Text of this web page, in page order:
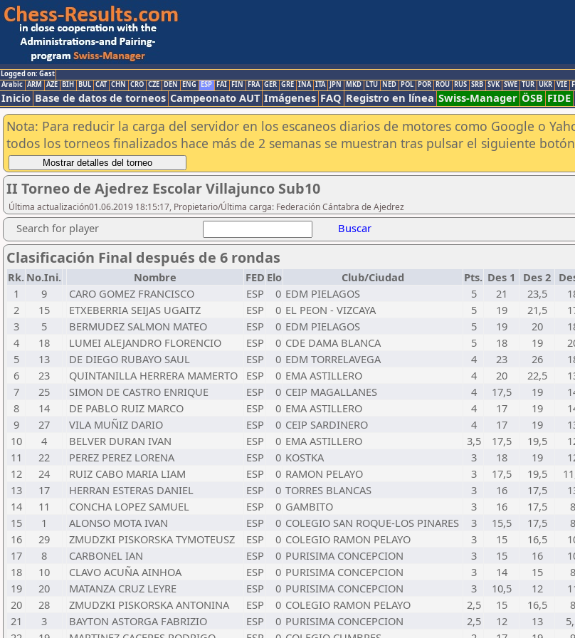
Logged on: Gast
Arabic ARM AZE BIH BUL CAT CHN CRO CZE DEN ENG ESP FAI FIN FRA GER GRE INA ITA JPN MKD LTU NED POL POR ROU RUS SRB SVK SWE TUR UKR VIE
Inicio Base de datos de torneos Campeonato AUT Imágenes FAQ Registro en línea Swiss-Manager ÖSB FIDE
Nota: Para reducir la carga del servidor en los escaneos diarios de motores como Google o
todos los torneos finalizados hace más de 2 semanas se muestran tras pulsar el siguiente
II Torneo de Ajedrez Escolar Villajunco Sub10
Última actualización01.06.2019 18:15:17, Propietario/Última carga: Federación Cántabra de Ajedrez
Search for player Buscar
Clasificación Final después de 6 rondas
Rk. No.Ini. Nombre FED Elo Club/Ciudad Pts. Des 1 Des 2
1
9 CARO GOMEZ FRANCISCO ESP 0 EDM PIELAGOS 5 21 23,5
2
15 ETXEBERRIA SEIJAS UGAITZ ESP 0 EL PEON - VIZCAYA 5 19 21,5
3
5 BERMUDEZ SALMON MATEO ESP 0 EDM PIELAGOS 5 19 20
4
18 LUMEI ALEJANDRO FLORENCIO ESP 0 CDE DAMA BLANCA 5 18 19
5
13 DE DIEGO RUBAYO SAUL ESP 0 EDM TORRELAVEGA 4 23 26
6
23 QUINTANILLA HERRERA MAMERTO ESP 0 EMA ASTILLERO 4 20 22,5
7
25 SIMON DE CASTRO ENRIQUE ESP 0 CEIP MAGALLANES 4 17,5 19
8
14 DE PABLO RUIZ MARCO ESP 0 EMA ASTILLERO 4 17 19
9
27 VILA MUÑIZ DARIO ESP 0 CEIP SARDINERO 4 17 19
10
4 BELVER DURAN IVAN ESP 0 EMA ASTILLERO 3,5 17,5 19,5
11
22 PEREZ PEREZ LORENA ESP 0 KOSTKA 3 18 19
12
24 RUIZ CABO MARIA LIAM ESP 0 RAMON PELAYO 3 17,5 19,5
13
17 HERRAN ESTERAS DANIEL ESP 0 TORRES BLANCAS 3 16 17,5
14
11 CONCHA LOPEZ SAMUEL ESP 0 GAMBITO 3 16 17,5
8
15
1 ALONSO MOTA IVAN ESP 0 COLEGIO SAN ROQUE-LOS PINARES 3 15,5 17,5
8
16
29 ZMUDZKI PISKORSKA TYMOTEUSZ ESP 0 COLEGIO RAMON PELAYO 3 15 16,5
17
8 CARBONEL IAN ESP 0 PURISIMA CONCEPCION 3 15 16
18
10 CLAVO ACUÑA AINHOA ESP 0 PURISIMA CONCEPCION 3 14 15
8
19
20 MATANZA CRUZ LEYRE ESP 0 PURISIMA CONCEPCION 3 10,5 12
20
28 ZMUDZKI PISKORSKA ANTONINA ESP 0 COLEGIO RAMON PELAYO 2,5 15 16,5
8
21
3 BAYTON ASTORGA FABRIZIO ESP 0 PURISIMA CONCEPCION 2,5 12 13